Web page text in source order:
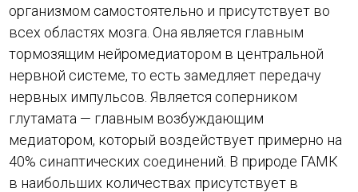
организмом самостоятельно и присутствует во
всех областях мозга. Она является главным
тормозящим нейромедиатором в центральной
нервной системе, то есть замедляет передачу
нервных импульсов. Является соперником
глутамата — главным возбуждающим
медиатором, который воздействует примерно на
40% синаптических соединений. В природе ГАМК
в наибольших количествах присутствует в